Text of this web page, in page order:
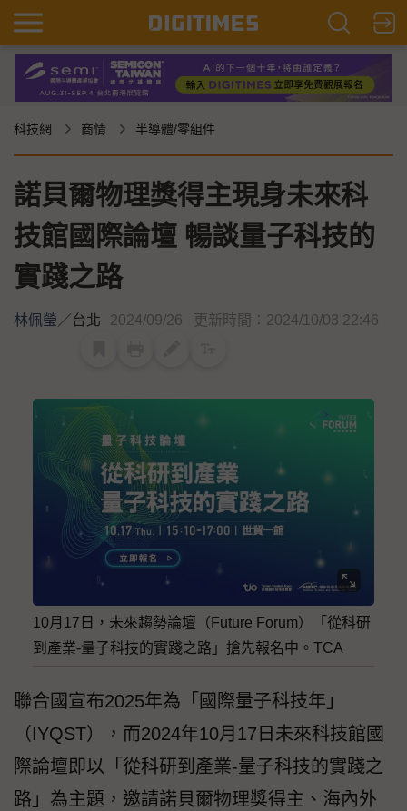
科技網 商情 半導體/零組件
諾貝爾物理獎得主現身未來科
技館國際論壇 暢談量子科技的
實踐之路
林佩瑩 ／台北 2024/09/26 更新時間：2024/10/03 22:46
10月17日，未來趨勢論壇（Future Forum）「從科研
到產業-量子科技的實踐之路」搶先報名中。TCA
聯合國宣布2025年為「國際量子科技年」
（IYQST），而2024年10月17日未來科技館國
際論壇即以「從科研到產業-量子科技的實踐之
路」為主題，邀請諾貝爾物理獎得主、海內外